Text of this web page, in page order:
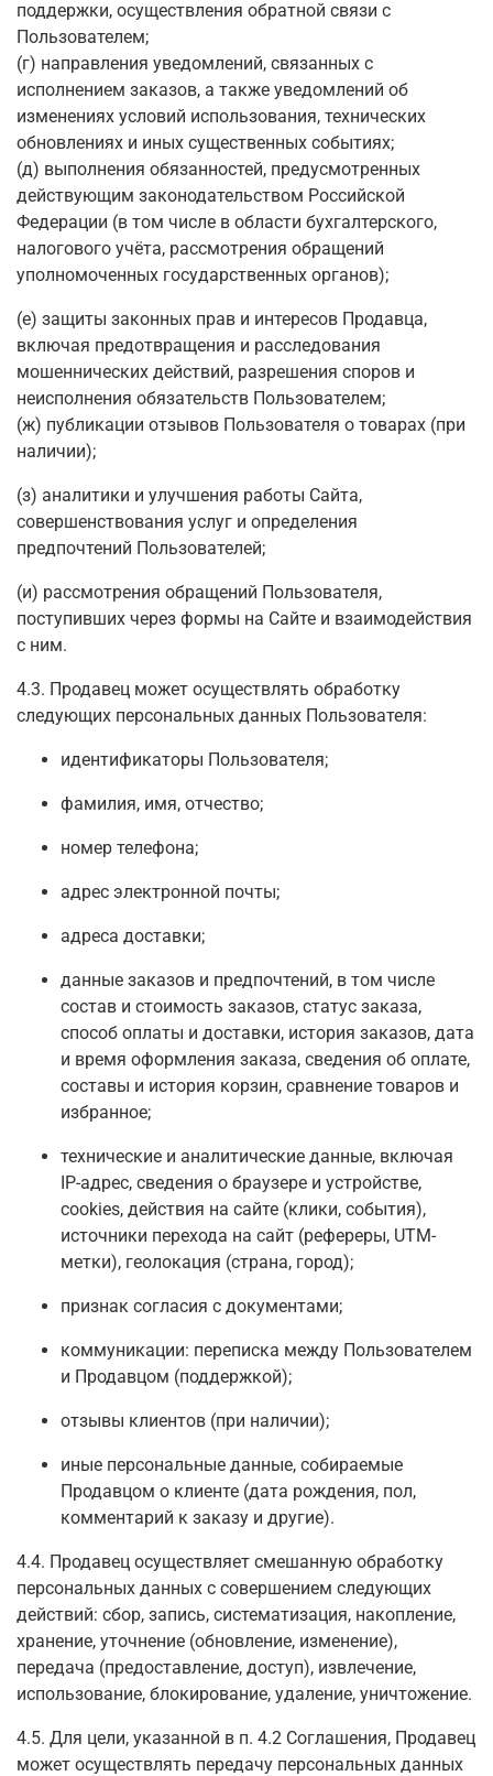
поддержки, осуществления обратной связи с
Пользователем;
(г) направления уведомлений, связанных с
исполнением заказов, а также уведомлений об
изменениях условий использования, технических
обновлениях и иных существенных событиях;
(д) выполнения обязанностей, предусмотренных
действующим законодательством Российской
Федерации (в том числе в области бухгалтерского,
налогового учёта, рассмотрения обращений
уполномоченных государственных органов);
(е) защиты законных прав и интересов Продавца,
включая предотвращения и расследования
мошеннических действий, разрешения споров и
неисполнения обязательств Пользователем;
(ж) публикации отзывов Пользователя о товарах (при
наличии);
(з) аналитики и улучшения работы Сайта,
совершенствования услуг и определения
предпочтений Пользователей;
(и) рассмотрения обращений Пользователя,
поступивших через формы на Сайте и взаимодействия
с ним.
4.3. Продавец может осуществлять обработку
следующих персональных данных Пользователя:
идентификаторы Пользователя;
фамилия, имя, отчество;
номер телефона;
адрес электронной почты;
адреса доставки;
данные заказов и предпочтений, в том числе
состав и стоимость заказов, статус заказа,
способ оплаты и доставки, история заказов, дата
и время оформления заказа, сведения об оплате,
составы и история корзин, сравнение товаров и
избранное;
технические и аналитические данные, включая
IP-адрес, сведения о браузере и устройстве,
сookies, действия на сайте (клики, события),
источники перехода на сайт (рефереры, UTM-
метки), геолокация (страна, город);
признак согласия с документами;
коммуникации: переписка между Пользователем
и Продавцом (поддержкой);
отзывы клиентов (при наличии);
иные персональные данные, собираемые
Продавцом о клиенте (дата рождения, пол,
комментарий к заказу и другие).
4.4. Продавец осуществляет смешанную обработку
персональных данных с совершением следующих
действий: сбор, запись, систематизация, накопление,
хранение, уточнение (обновление, изменение),
передача (предоставление, доступ), извлечение,
использование, блокирование, удаление, уничтожение.
4.5. Для цели, указанной в п. 4.2 Соглашения, Продавец
может осуществлять передачу персональных данных